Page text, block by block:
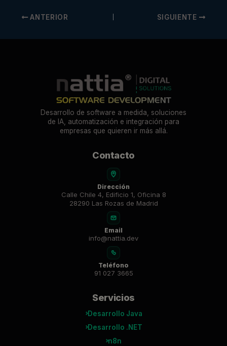
ANTERIOR SIGUIENTE
Desarrollo de software a medida, soluciones
de IA, automatización e integración para
empresas que quieren ir más allá.
Contacto
Dirección
Calle Chile 4, Edificio 1, Oficina 8
28290 Las Rozas de Madrid
Email
info@nattia.dev
Teléfono
91 027 3665
Servicios
Desarrollo Java
Desarrollo .NET
n8n